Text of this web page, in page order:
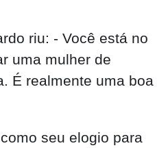
riu: - Você está no
uma mulher de
É realmente uma boa
seu elogio para